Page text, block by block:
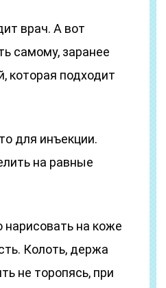
врач. А вот
самому, заранее
которая подходит
для инъекции.
на равные
на коже
Колоть, держа
не торопясь, при